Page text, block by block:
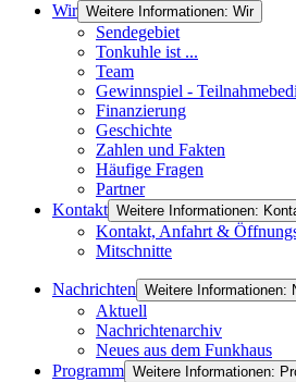
Wir Weitere Informationen: Wir
Sendegebiet
Tonkuhle ist ...
Team
Gewinnspiel -
Finanzierung
Geschichte
Zahlen und Fakten
Häufige Fragen
Partner
Kontakt Weitere Informationen:
Kontakt, Anfahrt &
Mitschnitte
Nachrichten Weitere Informationen:
Aktuell
Nachrichtenarchiv
Neues aus dem Funkhaus
Programm Weitere Informationen: